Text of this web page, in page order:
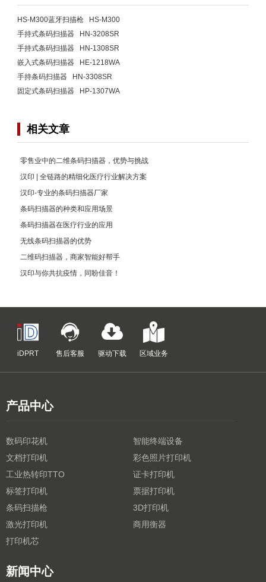
HS-M300蓝牙扫描枪 HS-M300
手持式条码扫描器 HN-3208SR
手持式条码扫描器 HN-1308SR
嵌入式条码扫描器 HE-1218WA
手持条码扫描器 HN-3308SR
固定式条码扫描器 HP-1307WA
相关文章
零售业中的二维条码扫描器，优势与挑战
汉印 | 全链路的精细化医疗行业解决方案
汉印-专业的条码扫描器厂家
条码扫描器的种类和应用场景
条码扫描器在医疗行业的应用
无线条码扫描器的优势
二维码扫描器，商家智能好帮手
汉印与你共抗疫情，同盼佳音！
iDPRT 售后客服 驱动下载 区域业务
产品中心
数码印花机
智能终端设备
文档打印机
彩色照片打印机
工业热转印TTO
证卡打印机
标签打印机
票据打印机
条码扫描枪
3D打印机
激光打印机
商用衡器
打印机芯
新闻中心